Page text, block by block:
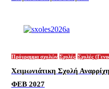
Πρόγραμμα σχολών Σχολές Σχολές
Χειμωνιάτικη Σχολή
ΦΕΒ 2027